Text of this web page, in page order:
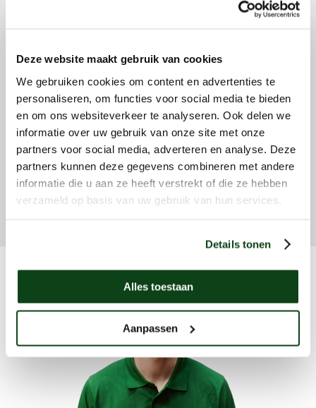
Deze website maakt gebruik van cookies
We gebruiken cookies om content en advertenties te
personaliseren, om functies voor social media te bieden
en om ons websiteverkeer te analyseren. Ook delen we
informatie over uw gebruik van onze site met onze
partners voor social media, adverteren en analyse. Deze
partners kunnen deze gegevens combineren met andere
informatie die u aan ze heeft verstrekt of die ze hebben
verzameld op basis van uw gebruik van hun services.
Details tonen
Alles toestaan
Aanpassen
Wilt u foto's uploaden?
Sleep bestanden hierheen of
Selecteer bestanden
Max. bestandsgrootte: 32 MB.